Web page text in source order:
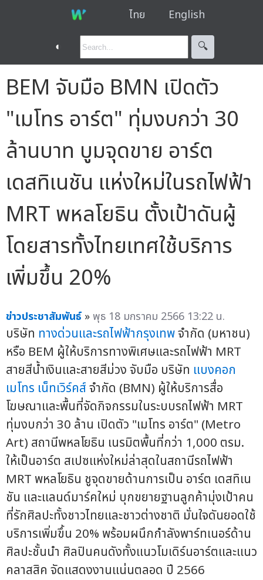
ไทย English
◐ 🔍︎
BEM จับมือ BMN เปิดตัว
"เมโทร อาร์ต" ทุ่มงบกว่า 30
ล้านบาท บูมจุดขาย อาร์ต
เดสทิเนชัน แห่งใหม่ในรถไฟฟ้า
MRT พหลโยธิน ตั้งเป้าดันผู้
โดยสารทั้งไทยเทศใช้บริการ
เพิ่มขึ้น 20%
ข่าวประชาสัมพันธ์ »พุธ 18 มกราคม 2566 13:22 น.
บริษัท ทางด่วนและรถไฟฟ้ากรุงเทพจำกัด (มหาชน)
หรือ BEM ผู้ให้บริการทางพิเศษและรถไฟฟ้า MRT
สายสีน้ำเงินและสายสีม่วง จับมือ บริษัท แบงคอก
เมโทร เน็ทเวิร์คส์จำกัด (BMN) ผู้ให้บริการสื่อ
โฆษณาและพื้นที่จัดกิจกรรมในระบบรถไฟฟ้า MRT
ทุ่มงบกว่า 30 ล้าน เปิดตัว "เมโทร อาร์ต" (Metro
Art) สถานีพหลโยธิน เนรมิตพื้นที่กว่า 1,000 ตรม.
ให้เป็นอาร์ต สเปซแห่งใหม่ล่าสุดในสถานีรถไฟฟ้า
MRT พหลโยธิน ชูจุดขายด้านการเป็น อาร์ต เดสทิเน
ชัน และแลนด์มาร์คใหม่ บุกขยายฐานลูกค้ามุ่งเป้าคน
ที่รักศิลปะทั้งชาวไทยและชาวต่างชาติ มั่นใจดันยอดใช้
บริการเพิ่มขึ้น 20% พร้อมผนึกกำลังพาร์ทเนอร์ด้าน
ศิลปะชั้นนำ ศิลปินคนดังทั้งแนวโมเดิร์นอาร์ตและแนว
คลาสสิค จัดแสดงงานแน่นตลอด ปี 2566